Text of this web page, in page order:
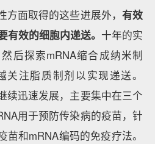
面取得的这些进展外， 有效
有效的细胞内递送。 十年的实
后探索mRNA缩合成纳米制
注脂质制剂以实现递送。
续迅速发展，主要集中在三个
用于预防传染病的疫苗，针
苗和mRNA编码的免疫疗法。